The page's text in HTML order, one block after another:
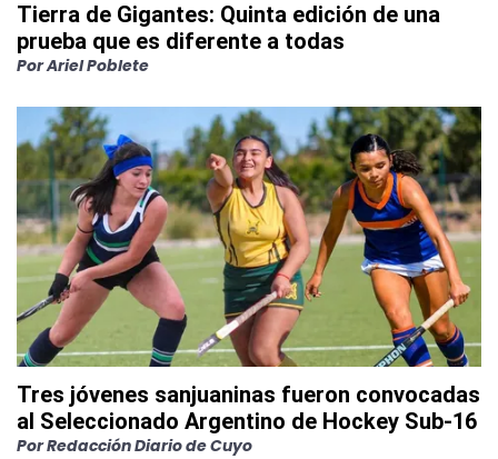
Tierra de Gigantes: Quinta edición de una
prueba que es diferente a todas
PorAriel Poblete
Tres jóvenes sanjuaninas fueron convocadas
al Seleccionado Argentino de Hockey Sub-16
PorRedacción Diario de Cuyo